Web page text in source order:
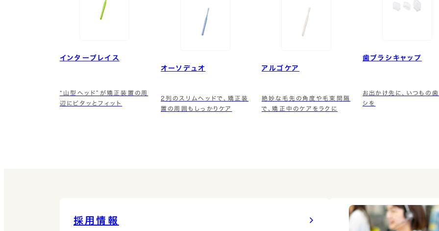
インターブレイス
“山型ヘッド”が矯正装置の周
辺にピタッとフィット
オーソデュオ
2列のスリムヘッドで、矯正装
置の周囲もしっかりケア
アルゴケア
絶妙な毛先の角度や毛束間隔
で、矯正中のケアをラクに
歯ブラシキャップ
お出かけ先に、いつもの
シを
採用情報